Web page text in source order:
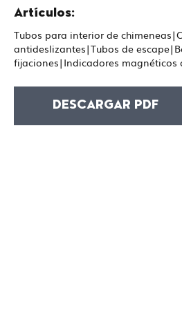
Artículos:
Tubos para interior de
antideslizantes|Tubos de
fijaciones|Indicadores
DESCARGAR PDF